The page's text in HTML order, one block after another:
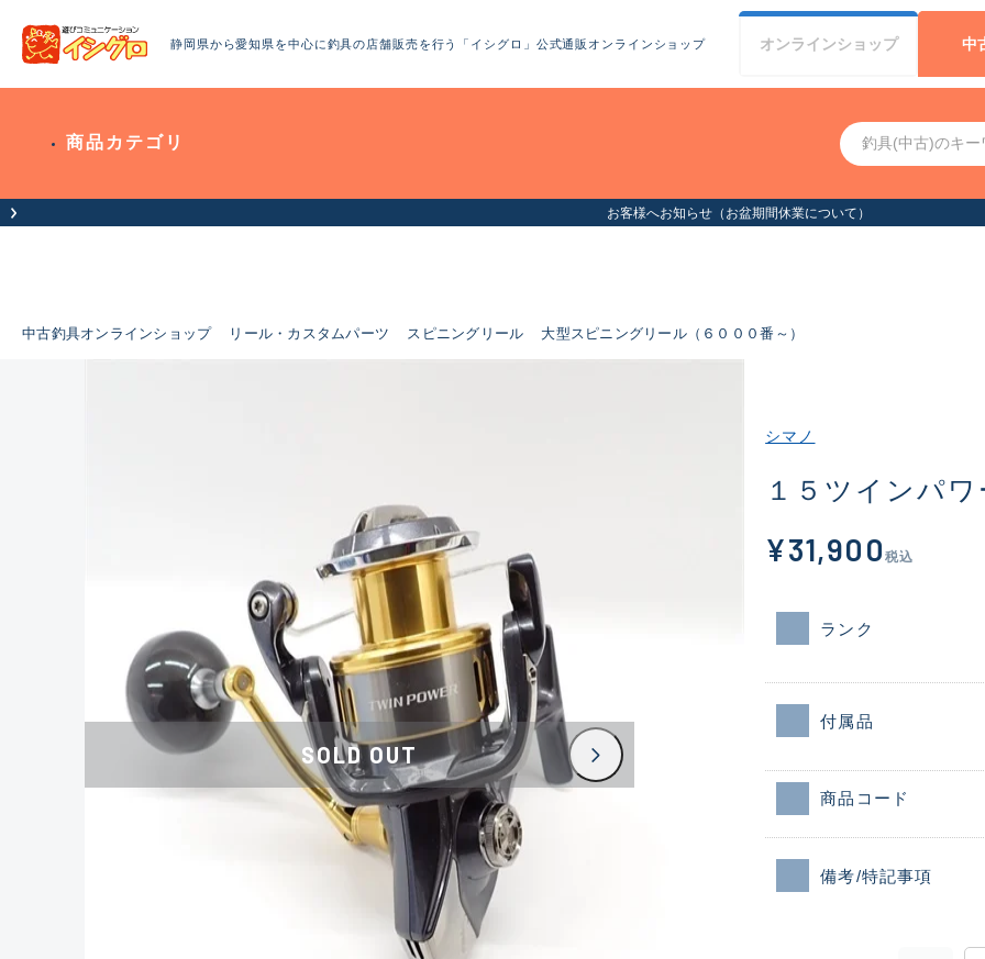
静岡県から愛知県を中心に釣具の店舗販売を行う「イシグロ」公式通販オンラインショップ オンラインショップ 中
商品カテゴリ
お客様へお知らせ（お盆期間休業について）
中古釣具オンラインショップ リール・カスタムパーツ スピニングリール 大型スピニングリール（６０００番～）
SOLD OUT
シマノ
１５ツインパ
¥31,900 税込
ランク
付属品
商品コード
備考/特記事項